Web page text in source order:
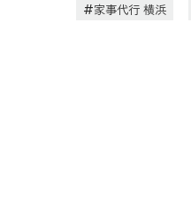
家事代行 横浜